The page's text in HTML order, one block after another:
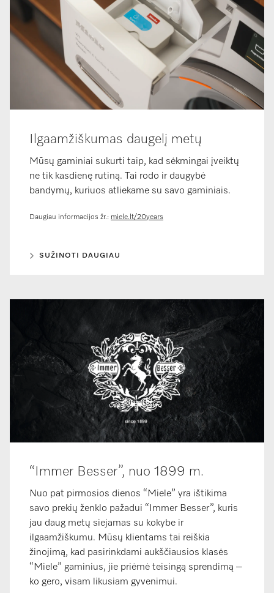
Ilgaamžiškumas daugelį metų
Mūsų gaminiai sukurti taip, kad sėkmingai įveiktų
ne tik kasdienę rutiną. Tai rodo ir daugybė
bandymų, kuriuos atliekame su savo gaminiais.
Daugiau informacijos žr.: miele.lt/20years
SUŽINOTI DAUGIAU
“Immer Besser”, nuo 1899 m.
Nuo pat pirmosios dienos “Miele” yra ištikima
savo prekių ženklo pažadui “Immer Besser”, kuris
jau daug metų siejamas su kokybe ir
ilgaamžiškumu. Mūsų klientams tai reiškia
žinojimą, kad pasirinkdami aukščiausios klasės
“Miele” gaminius, jie priėmė teisingą sprendimą –
ko gero, visam likusiam gyvenimui.